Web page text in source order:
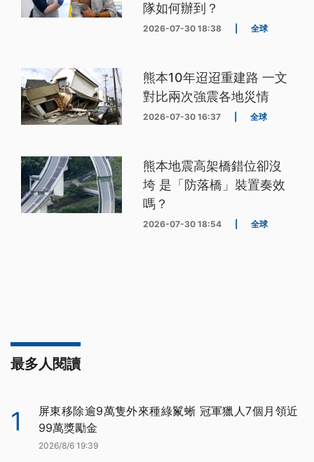
隊如何辦到？
2026-07-30 18:38 全球
熊本10年迢迢重建路 一文
對比兩次強震各地災情
2026-07-30 16:37 全球
熊本地震高架橋錯位卻沒
垮 是「防落橋」裝置奏效
嗎？
2026-07-30 18:54 全球
最多人閱讀
1
屏東移除逾9萬隻外來種綠鬣蜥 冠軍獵人7個月領近
99萬獎勵金
2026/8/6 19:39